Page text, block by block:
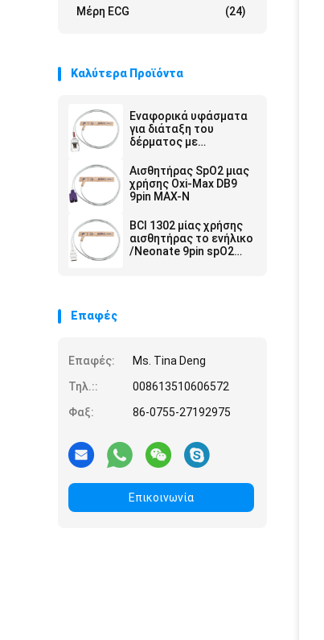
Μέρη ECG (24)
Καλύτερα Προϊόντα
Εναφορικά υφάσματα
για διάταξη του
δέρματος με
Αισθητήρας SpO2 μιας
χρήσης Oxi-Max DB9
9pin MAX-N
BCI 1302 μίας χρήσης
αισθητήρας το ενήλικο
/Neonate 9pin spO2
Επαφές
Επαφές:
Ms. Tina Deng
Τηλ.::
008613510606572
Φαξ:
86-0755-27192975
Επικοινωνία